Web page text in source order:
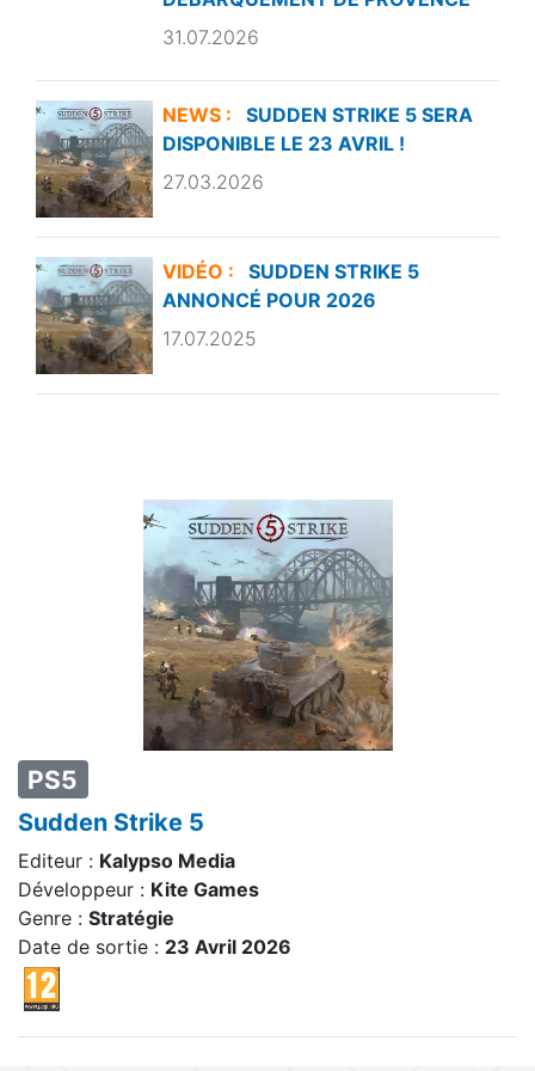
PS5
Sudden Strike 5
Editeur : Kalypso Media
Développeur : Kite Games
Genre : Stratégie
Date de sortie : 23 Avril 2026
31.07.2026
NEWS :
SUDDEN STRIKE 5 SERA
DISPONIBLE LE 23 AVRIL !
27.03.2026
VIDÉO :
SUDDEN STRIKE 5
ANNONCÉ POUR 2026
17.07.2025